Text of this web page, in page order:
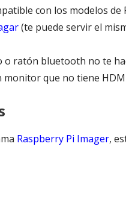
con los modelos de
(te puede servir el
o ratón bluetooth no te
que no tiene
Raspberry Pi Imager,